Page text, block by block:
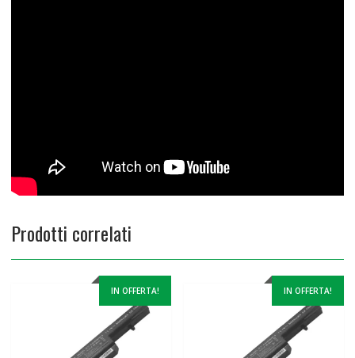
Prodotti correlati
IN OFFERTA! IN OFFERTA!